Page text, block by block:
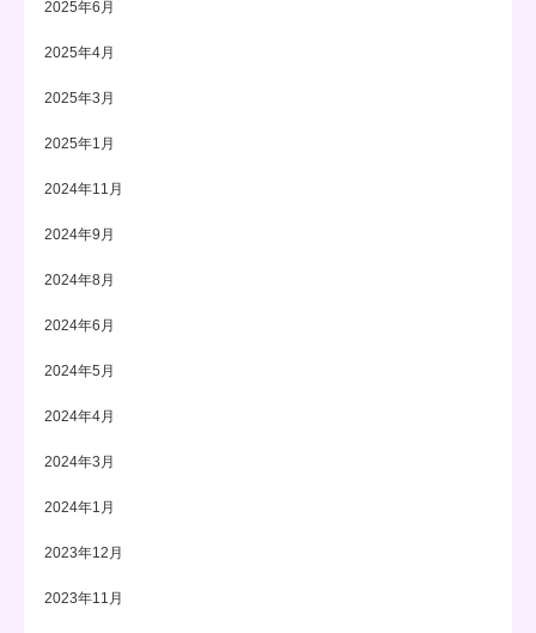
2025年6月
2025年4月
2025年3月
2025年1月
2024年11月
2024年9月
2024年8月
2024年6月
2024年5月
2024年4月
2024年3月
2024年1月
2023年12月
2023年11月